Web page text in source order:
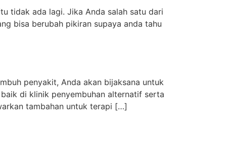
tidak ada lagi. Jika Anda salah satu dari
bisa berubah pikiran supaya anda tahu
penyakit, Anda akan bijaksana untuk
di klinik penyembuhan alternatif serta
tambahan untuk terapi […]